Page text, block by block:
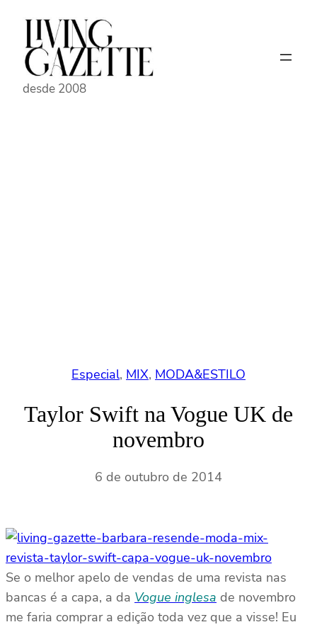
Pular
conteúdo
desde 2008
Especial, MIX, MODA&ESTILO
Taylor Swift na Vogue UK de
novembro
6 de outubro de 2014
Se o melhor apelo de vendas de uma revista nas
bancas é a capa, a da Vogue inglesa de novembro
me faria comprar a edição toda vez que a visse! Eu